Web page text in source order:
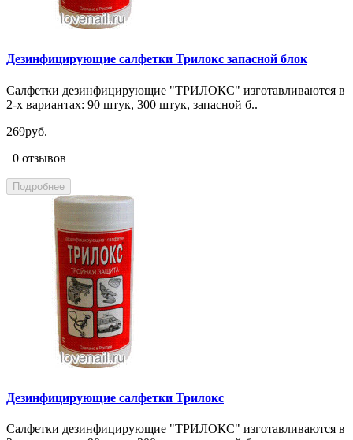
Дезинфицирующие салфетки Трилокс запасной блок
Салфетки дезинфицирующие "ТРИЛОКС" изготавливаются в
2-х вариантах: 90 штук, 300 штук, запасной б..
269руб.
0 отзывов
Подробнее
Дезинфицирующие салфетки Трилокс
Салфетки дезинфицирующие "ТРИЛОКС" изготавливаются в